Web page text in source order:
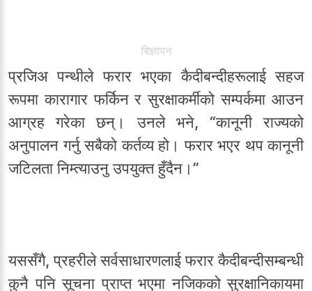
बिज्ञापन
प्रजिअ पन्थीले फरार भएका कैदीबन्दीहरूलाई सहज
रूपमा कारागार फर्किन र सुरक्षाकर्मीको सम्पर्कमा आउन
आग्रह गरेका छन्। उनले भने, “कानूनी राज्यको
अनुपालन गर्नु सबैको कर्तव्य हो। फरार भएर थप कानूनी
जटिलता निम्त्याउनु उपयुक्त हुँदैन।”
यससँगै, प्रहरीले सर्वसाधारणलाई फरार कैदीबन्दीसम्बन्धी
कुनै पनि सूचना प्राप्त भएमा नजिकको सुरक्षानिकायमा